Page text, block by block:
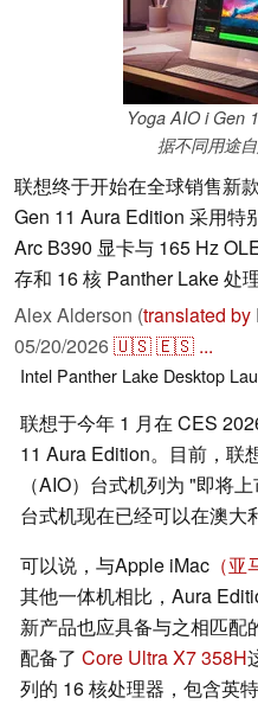
Yoga AIO i Gen
据不同用途
联想终于开始在全球销售新
Gen 11 Aura Edition 采用特
Arc B390 显卡与 165 Hz
存和 16 核 Panther Lake 处
Alex Alderson (translated by
05/20/2026🇺🇸🇪🇸 ...
Intel Panther Lake Desktop
联想于今年 1 月在 CES
11 Aura Edition。目前，联
（AIO）台式机列为 "即将
台式机现在已经可以在澳大
可以说，与Apple iMac （
其他一体机相比，Aura
新产品也应具备与之相匹配
配备了 Core Ultra X7 358H
列的 16 核处理器，包含英